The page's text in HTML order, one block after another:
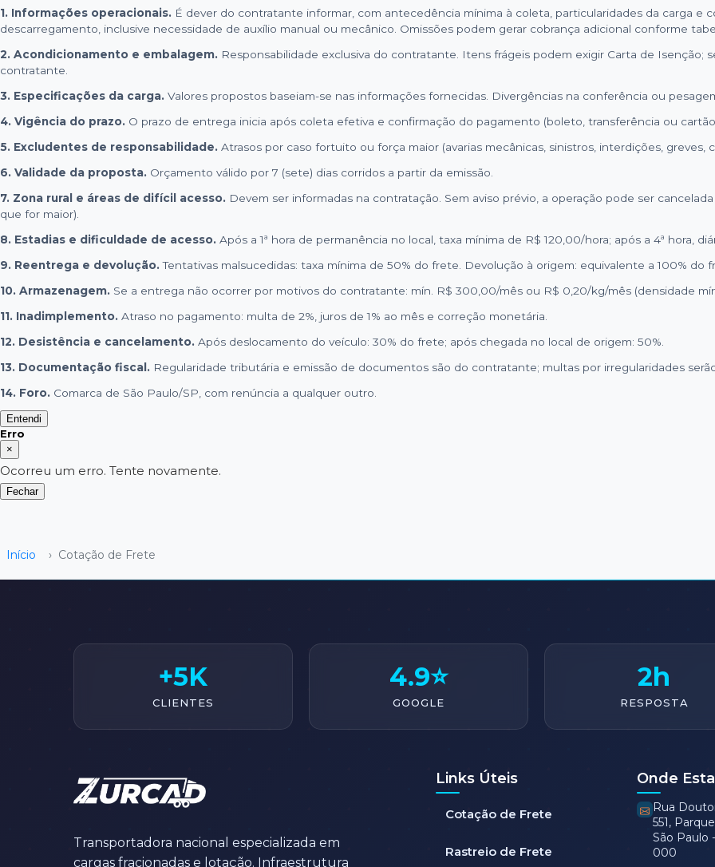
1. Informações operacionais. É dever do contratante informar, com antecedência mínima à coleta, particularidades da carga e
descarregamento, inclusive necessidade de auxílio manual ou mecânico. Omissões podem gerar cobrança adicional conforme
2. Acondicionamento e embalagem. Responsabilidade exclusiva do contratante. Itens frágeis podem exigir Carta de Isenção;
contratante.
3. Especificações da carga. Valores propostos baseiam-se nas informações fornecidas. Divergências na conferência ou
4. Vigência do prazo. O prazo de entrega inicia após coleta efetiva e confirmação do pagamento (boleto, transferência ou
5. Excludentes de responsabilidade. Atrasos por caso fortuito ou força maior (avarias mecânicas, sinistros, interdições, greves,
6. Validade da proposta. Orçamento válido por 7 (sete) dias corridos a partir da emissão.
7. Zona rural e áreas de difícil acesso. Devem ser informadas na contratação. Sem aviso prévio, a operação pode ser
que for maior).
8. Estadias e dificuldade de acesso. Após a 1ª hora de permanência no local, taxa mínima de R$ 120,00/hora; após a 4ª hora,
9. Reentrega e devolução.Tentativas malsucedidas: taxa mínima de 50% do frete. Devolução à origem: equivalente a 100% do
10. Armazenagem. Se a entrega não ocorrer por motivos do contratante: mín. R$ 300,00/mês ou R$ 0,20/kg/mês (densidade
11. Inadimplemento. Atraso no pagamento: multa de 2%, juros de 1% ao mês e correção monetária.
12. Desistência e cancelamento. Após deslocamento do veículo: 30% do frete; após chegada no local de origem: 50%.
13. Documentação fiscal. Regularidade tributária e emissão de documentos são do contratante; multas por irregularidades
14. Foro. Comarca de São Paulo/SP, com renúncia a qualquer outro.
Entendi
Erro
×
Ocorreu um erro. Tente novamente.
Fechar
Início › Cotação de Frete
+5K
CLIENTES
4.9⭐
GOOGLE
2h
RESPOSTA
Transportadora nacional especializada em
cargas fracionadas e lotação. Infraestrutura
Links Úteis
Cotação de Frete
Rastreio de Frete
Onde
Rua
551,
São Paulo
000